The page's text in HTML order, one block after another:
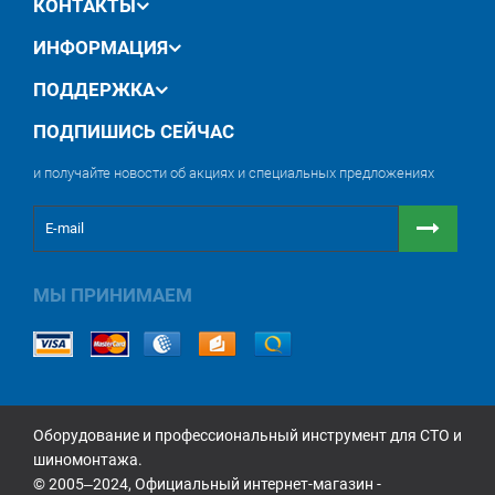
КОНТАКТЫ
ИНФОРМАЦИЯ
ПОДДЕРЖКА
ПОДПИШИСЬ СЕЙЧАС
и получайте новости об акциях и специальных предложениях
МЫ ПРИНИМАЕМ
Оборудование и профессиональный инструмент для СТО и
шиномонтажа.
© 2005‒2024, Официальный интернет-магазин -